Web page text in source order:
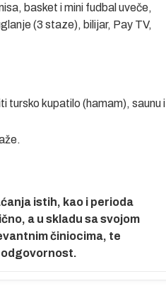
basket i mini fudbal uveče,
(3 staze), bilijar, Pay TV,
tursko kupatilo (hamam), saunu i
istih, kao i perioda
a u skladu sa svojom
činiocima, te